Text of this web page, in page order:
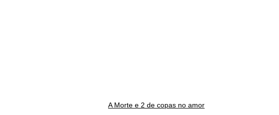
A Morte e 2 de copas no amor